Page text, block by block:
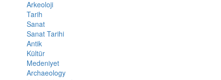
Arkeoloji
Tarih
Sanat
Sanat Tarihi
Antik
Kültür
Medeniyet
Archaeology